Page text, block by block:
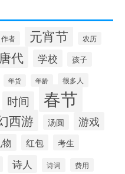
作者 元宵节 农历
唐代 学校 孩子
年货 年龄 很多人
时间 春节
西游 汤圆
游戏
红包 考生
诗人 诗词 费用